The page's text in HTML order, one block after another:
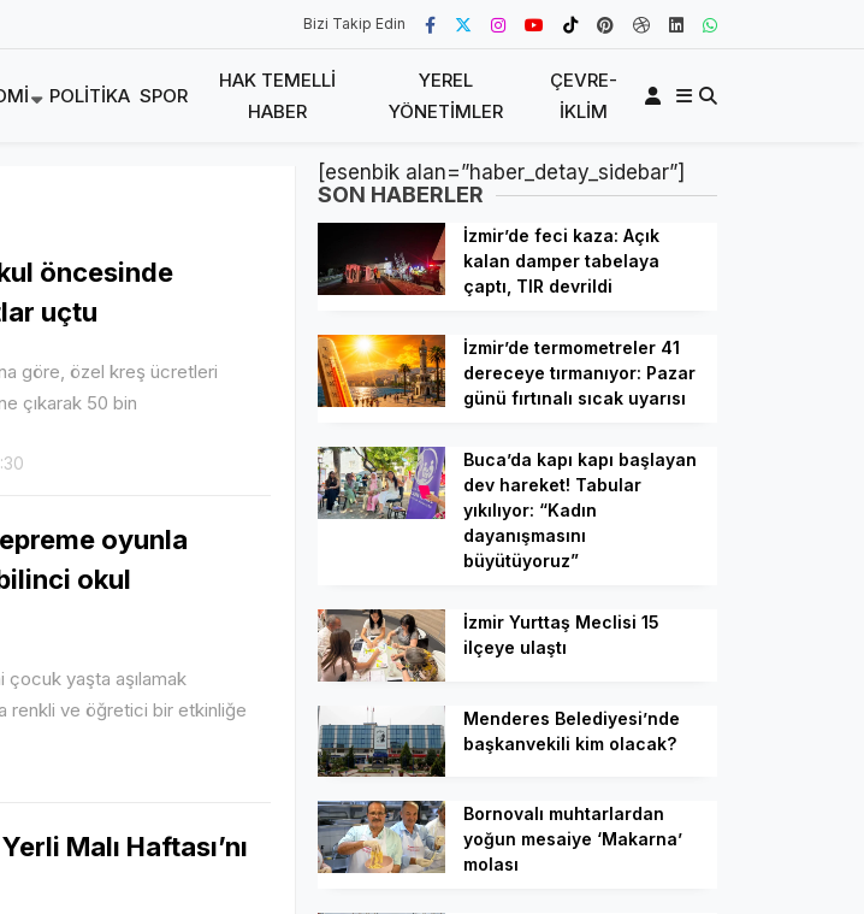
Bizi Takip Edin
POLITIKA SPOR
HAK TEMELLI
HABER
YEREL
YÖNETIMLER
ÇEVRE-
İKLIM
öncesinde
uçtu
göre, özel kreş ücretleri
çıkarak 50 bin
oyunla
okul
yaşta aşılamak
renkli ve öğretici bir etkinliğe
Malı Haftası’nı
[esenbik alan=”haber_detay_sidebar”]
SON HABERLER
İzmir’de feci kaza: Açık
kalan damper tabelaya
çaptı, TIR devrildi
İzmir’de termometreler 41
dereceye tırmanıyor: Pazar
günü fırtınalı sıcak uyarısı
Buca’da kapı kapı başlayan
dev hareket! Tabular
yıkılıyor: “Kadın
dayanışmasını
büyütüyoruz”
İzmir Yurttaş Meclisi 15
ilçeye ulaştı
Menderes Belediyesi’nde
başkanvekili kim olacak?
Bornovalı muhtarlardan
yoğun mesaiye ‘Makarna’
molası